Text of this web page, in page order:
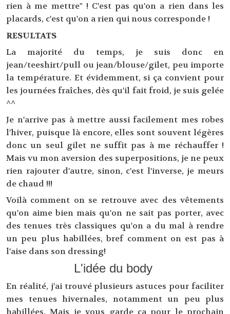
rien à me mettre" ! C'est pas qu'on a rien dans les
placards, c'est qu'on a rien qui nous corresponde !
RESULTATS
La majorité du temps, je suis donc en
jean/teeshirt/pull ou jean/blouse/gilet, peu importe
la température. Et évidemment, si ça convient pour
les journées fraîches, dès qu'il fait froid, je suis gelée
^^
Je n'arrive pas à mettre aussi facilement mes robes
l'hiver, puisque là encore, elles sont souvent légères
donc un seul gilet ne suffit pas à me réchauffer !
Mais vu mon aversion des superpositions, je ne peux
rien rajouter d'autre, sinon, c'est l'inverse, je meurs
de chaud !!!
Voilà comment on se retrouve avec des vêtements
qu'on aime bien mais qu'on ne sait pas porter, avec
des tenues très classiques qu'on a du mal à rendre
un peu plus habillées, bref comment on est pas à
l'aise dans son dressing!
L'idée du body
En réalité, j'ai trouvé plusieurs astuces pour faciliter
mes tenues hivernales, notamment un peu plus
habillées. Mais je vous garde ça pour le prochain